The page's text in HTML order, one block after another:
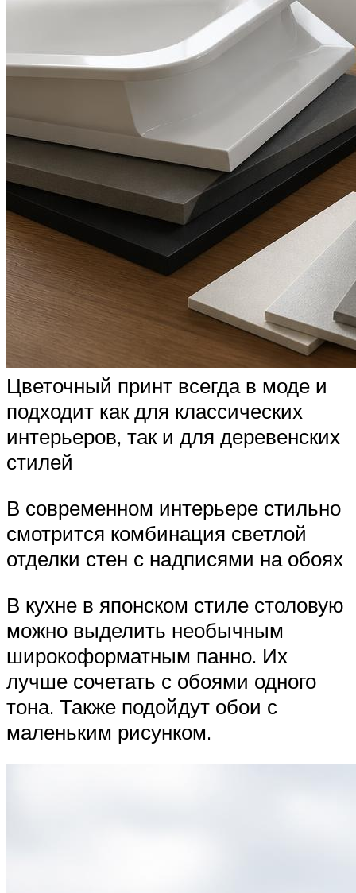
Цветочный принт всегда в моде и
подходит как для классических
интерьеров, так и для деревенских
стилей
В современном интерьере стильно
смотрится комбинация светлой
отделки стен с надписями на обоях
В кухне в японском стиле столовую
можно выделить необычным
широкоформатным панно. Их
лучше сочетать с обоями одного
тона. Также подойдут обои с
маленьким рисунком.